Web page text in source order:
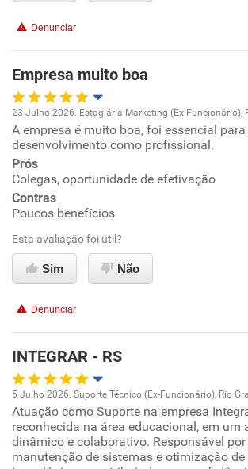
Denunciar
Empresa muito boa
Oportunidade de promoção
Ambiente de trabalho
Conciliação com a vida familiar
Benefícios
Recomenda a diretoria
23 Julho 2026. Estagiária Marketing (Ex-Funcionário),
A empresa é muito boa, foi essencial para
desenvolvimento como profissional.
Prós
Colegas, oportunidade de efetivação
Contras
Poucos benefícios
Esta avaliação foi útil?
Sim Não
Denunciar
INTEGRAR - RS
Oportunidade de promoção
Ambiente de trabalho
5 Julho 2026. Suporte Técnico (Ex-Funcionário), Rio
Atuação como Suporte na empresa
reconhecida na área educacional, em um
dinâmico e colaborativo. Responsável
manutenção de sistemas e otimização de